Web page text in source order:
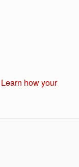
Learn how your